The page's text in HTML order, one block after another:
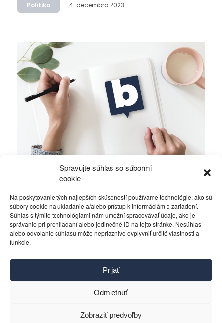
Spravujte súhlas so súbormi
cookie
Na poskytovanie tých najlepších skúseností používame technológie, ako sú
súbory cookie na ukladanie a/alebo prístup k informáciám o zariadení.
Súhlas s týmito technológiami nám umožní spracovávať údaje, ako je
správanie pri prehliadaní alebo jedinečné ID na tejto stránke. Nesúhlas
alebo odvolanie súhlasu môže nepriaznivo ovplyvniť určité vlastnosti a
funkcie.
Prijať
Odmietnuť
Zobraziť predvoľby
Politika 4. decembra 2023
Ficova vláda a médiá…
Politika 4. decembra 2023
Kontakt
Pravidlá používania
Ochrana osobných údajov